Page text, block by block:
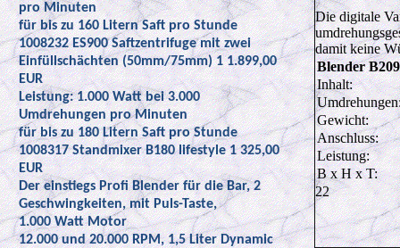
pro Minuten
für bis zu 160 Litern Saft pro Stunde
1008232 ES900 Saftzentrifuge mit zwei
Einfüllschächten (50mm/75mm) 1 1.899,00
EUR
Leistung: 1.000 Watt bei 3.000
Umdrehungen pro Minuten
für bis zu 180 Litern Saft pro Stunde
1008317 Standmixer B180 lifestyle 1 325,00
EUR
Der einstiegs Profi Blender für die Bar, 2
Geschwingkeiten, mit Puls-Taste,
1.000 Watt Motor
12.000 und 20.000 RPM, 1,5 Liter Dynamic
Die digitale
damit keine
Blender B209
Inhalt:
Gewicht:
Anschluss:
Leistung:
B x H x T:
22